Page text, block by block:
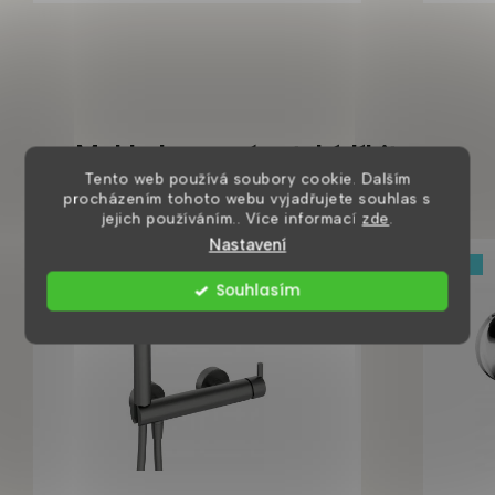
Tento web používá soubory cookie. Dalším
procházením tohoto webu vyjadřujete souhlas s
jejich používáním.. Více informací zde
Nastavení
Souhlasím
Mohlo by se vám také líbit